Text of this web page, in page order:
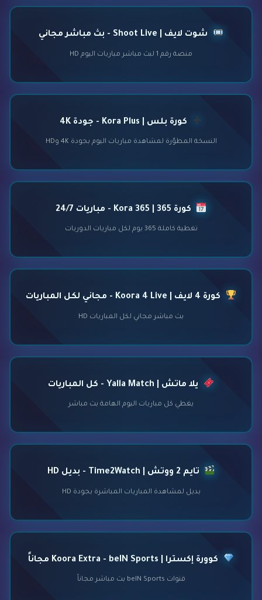
شوت لايف | Shoot Live - بث مباشر مجاني
منصة رقم 1 لبث مباشر مباريات اليوم HD
كورة بلس | Kora Plus - جودة 4K
النسخة المطوّرة لمشاهدة مباريات اليوم بجودة 4K وHD
كورة 365 | Kora 365 - مباريات 24/7
تغطية كاملة 365 يوم لكل مباريات الدوريات
كورة 4 لايف | Koora 4 Live - مجاني لكل المباريات
بث مباشر مجاني لكل المباريات HD
يلا ماتش | Yalla Match - كل المباريات
يغطي كل مباريات اليوم الهامة بث مباشر
تايم 2 ووتش | Time2Watch - بديل HD
بديل لمشاهدة المباريات المباشرة بجودة HD
كوورة إكسترا | Koora Extra - beIN Sports مجاناً
قنوات beIN Sports بث مباشر مجاناً